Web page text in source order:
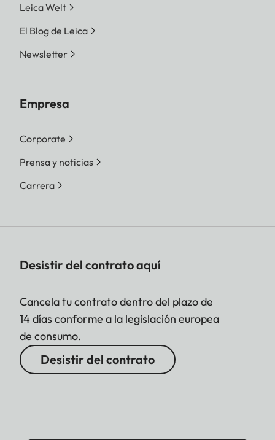
Leica Welt
El Blog de Leica
Newsletter
Empresa
Corporate
Prensa y noticias
Carrera
Desistir del contrato aquí
Cancela tu contrato dentro del plazo de
14 días conforme a la legislación europea
de consumo.
Desistir del contrato